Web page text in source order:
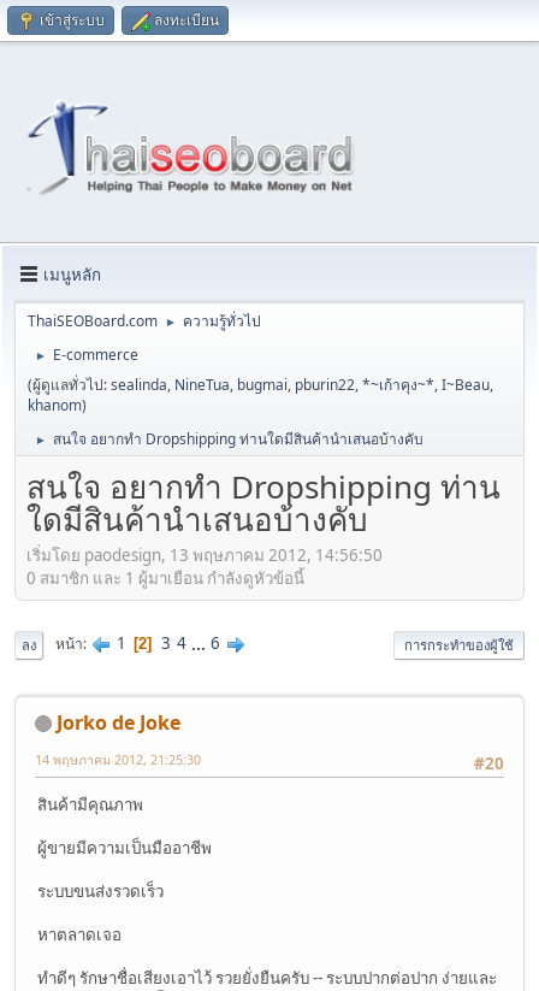
เข้าสู่ระบบ ลงทะเบียน
เมนูหลัก
ThaiSEOBoard.com ► ความรู้ทั่วไป
►
E-commerce
(ผู้ดูแลทั่วไป:sealinda, NineTua, bugmai, pburin22,*~เก้าคุง~*,I~Beau,
khanom)
► สนใจ อยากทำ Dropshipping ท่านใดมีสินค้านำเสนอบ้างคับ
สนใจ อยากทำ Dropshipping ท่าน
ใดมีสินค้านำเสนอบ้างคับ
เริ่มโดย paodesign, 13 พฤษภาคม 2012, 14:56:50
0 สมาชิก และ 1 ผู้มาเยือน กำลังดูหัวข้อนี้
ลง หน้า 1 2 3 4 ... 6 การกระทำของผู้ใช้
Jorko de Joke
#20
14 พฤษภาคม 2012, 21:25:30
สินค้ามีคุณภาพ
ผู้ขายมีความเป็นมืออาชีพ
ระบบขนส่งรวดเร็ว
หาตลาดเจอ
ทำดีๆ รักษาชื่อเสียงเอาไว้ รวยยั่งยืนครับ -- ระบบปากต่อปาก ง่ายและ